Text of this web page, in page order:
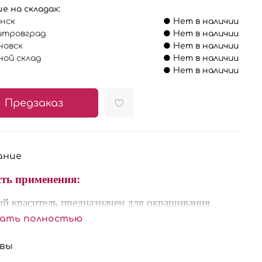
на складах:
● Нет в наличии
● Нет в наличии
● Нет в наличии
склад
● Нет в наличии
● Нет в наличии
Предзаказ
применения:
краситель предназначен для окрашивания
изделий (желе, мастика, тесто, марципан).
пищевой краситель,
для придания окраски различным
полностью